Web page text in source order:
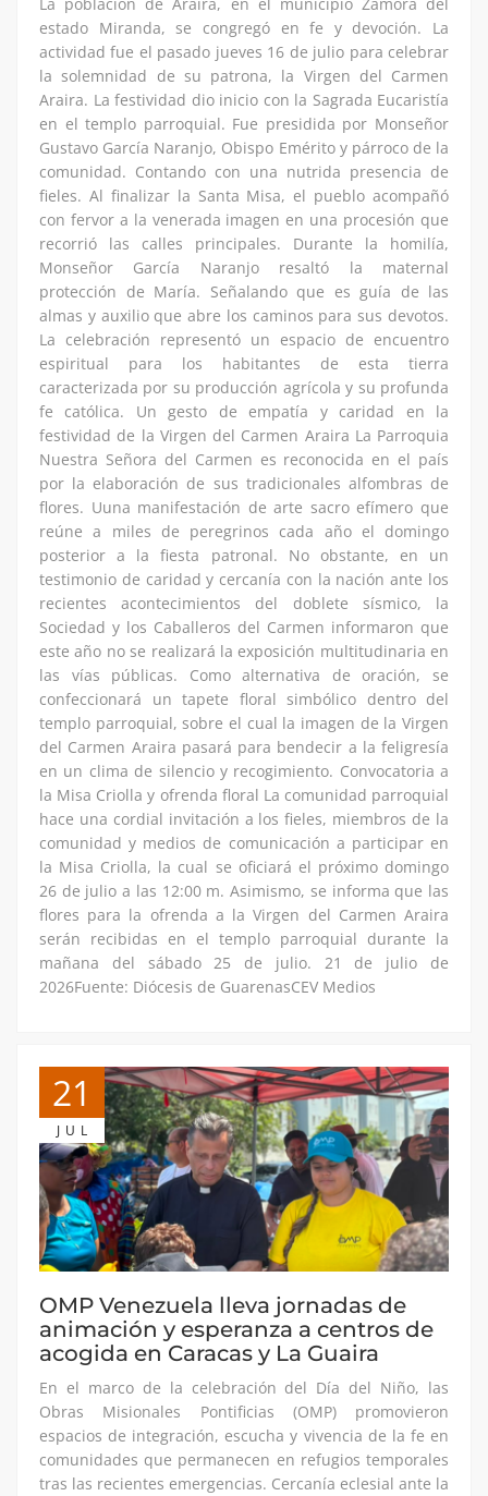
estado Miranda, se congregó en fe y devoción. La
actividad fue el pasado jueves 16 de julio para celebrar
la solemnidad de su patrona, la Virgen del Carmen
Araira. La festividad dio inicio con la Sagrada Eucaristía
en el templo parroquial. Fue presidida por Monseñor
Gustavo García Naranjo, Obispo Emérito y párroco de la
comunidad. Contando con una nutrida presencia de
fieles. Al finalizar la Santa Misa, el pueblo acompañó
con fervor a la venerada imagen en una procesión que
recorrió las calles principales. Durante la homilía,
Monseñor García Naranjo resaltó la maternal
protección de María. Señalando que es guía de las
almas y auxilio que abre los caminos para sus devotos.
La celebración representó un espacio de encuentro
espiritual para los habitantes de esta tierra
caracterizada por su producción agrícola y su profunda
fe católica. Un gesto de empatía y caridad en la
festividad de la Virgen del Carmen Araira La Parroquia
Nuestra Señora del Carmen es reconocida en el país
por la elaboración de sus tradicionales alfombras de
flores. Uuna manifestación de arte sacro efímero que
reúne a miles de peregrinos cada año el domingo
posterior a la fiesta patronal. No obstante, en un
testimonio de caridad y cercanía con la nación ante los
recientes acontecimientos del doblete sísmico, la
Sociedad y los Caballeros del Carmen informaron que
este año no se realizará la exposición multitudinaria en
las vías públicas. Como alternativa de oración, se
confeccionará un tapete floral simbólico dentro del
templo parroquial, sobre el cual la imagen de la Virgen
del Carmen Araira pasará para bendecir a la feligresía
en un clima de silencio y recogimiento. Convocatoria a
la Misa Criolla y ofrenda floral La comunidad parroquial
hace una cordial invitación a los fieles, miembros de la
comunidad y medios de comunicación a participar en
la Misa Criolla, la cual se oficiará el próximo domingo
26 de julio a las 12:00 m. Asimismo, se informa que las
flores para la ofrenda a la Virgen del Carmen Araira
serán recibidas en el templo parroquial durante la
mañana del sábado 25 de julio. 21 de julio de
2026Fuente: Diócesis de GuarenasCEV Medios
21
JUL
OMP Venezuela lleva jornadas de
animación y esperanza a centros de
acogida en Caracas y La Guaira
En el marco de la celebración del Día del Niño, las
Obras Misionales Pontificias (OMP) promovieron
espacios de integración, escucha y vivencia de la fe en
comunidades que permanecen en refugios temporales
tras las recientes emergencias. Cercanía eclesial ante la